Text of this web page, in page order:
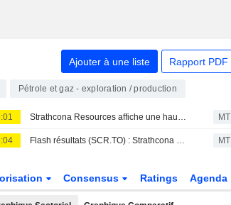
Ajouter à une liste Rapport PDF
Pétrole et gaz - exploration / production
Strathcona Resources affiche une hausse de son résultat opérationnel et de son chiffre d'affaires au deuxième trimestre MT
Flash résultats (SCR.TO) : Strathcona Resources publie un chiffre d'affaires de 1,486 milliard de dollars canadiens pour ses ventes de pétrole et de gaz naturel au T2 MT
Consensus Ratings Agenda